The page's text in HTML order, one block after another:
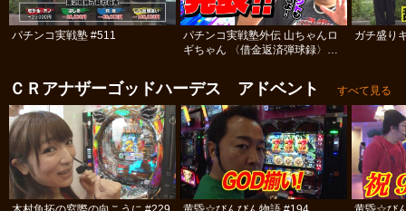
パチンコ実戦塾 #511
パチンコ実戦塾外伝 山ちゃんロ
ギちゃん 〈借金返済弾球録〉
ガチ盛り
ＣＲアナザーゴッドハーデス アドベント すべて見る